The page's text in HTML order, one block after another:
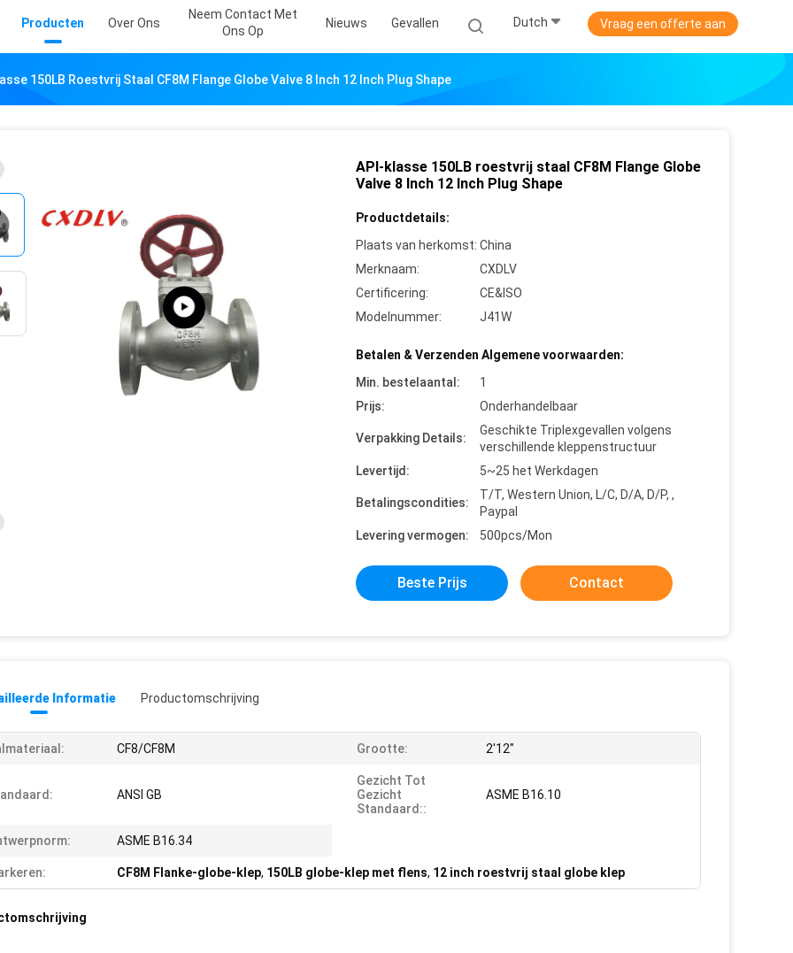
Producten Over Ons
Neem Contact Met
Ons Op
Nieuws Gevallen Dutch Vraag een offerte aan
150LB Roestvrij Staal CF8M Flange Globe Valve 8 Inch 12 Inch Plug Shape
API-klasse 150LB roestvrij staal CF8M Flange Globe
Valve 8 Inch 12 Inch Plug Shape
Productdetails:
Plaats van herkomst: China
Merknaam:
CXDLV
Certificering:
CE&ISO
Modelnummer:
J41W
Betalen & Verzenden Algemene voorwaarden:
Min. bestelaantal:
1
Prijs:
Onderhandelbaar
Verpakking Details:
Geschikte Triplexgevallen volgens
verschillende kleppenstructuur
Levertijd:
5~25 het Werkdagen
Betalingscondities:
T/T, Western Union, L/C, D/A, D/P, ,
Paypal
Levering vermogen:
500pcs/Mon
Beste Prijs Contact
Informatie Productomschrijving
CF8/CF8M Grootte: 2'12"
ANSI GB
Gezicht Tot
Gezicht
Standaard::
ASME B16.10
ASME B16.34
CF8M Flanke-globe-klep, 150LB globe-klep met flens, 12 inch roestvrij staal globe klep